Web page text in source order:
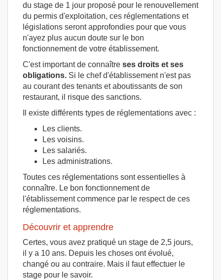
du stage de 1 jour proposé pour le renouvellement
du permis d'exploitation, ces réglementations et
législations seront approfondies pour que vous
n'ayez plus aucun doute sur le bon
fonctionnement de votre établissement.
C'est important de connaître ses droits et ses
obligations. Si le chef d'établissement n'est pas
au courant des tenants et aboutissants de son
restaurant, il risque des sanctions.
Il existe différents types de réglementations avec :
Les clients.
Les voisins.
Les salariés.
Les administrations.
Toutes ces réglementations sont essentielles à
connaître. Le bon fonctionnement de
l'établissement commence par le respect de ces
réglementations.
Découvrir et apprendre
Certes, vous avez pratiqué un stage de 2,5 jours,
il y a 10 ans. Depuis les choses ont évolué,
changé ou au contraire. Mais il faut effectuer le
stage pour le savoir.